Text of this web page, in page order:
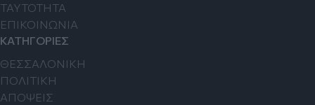
TAYTOTHTA
ΕΠΙΚΟΙΝΩΝΙΑ
ΚΑΤΗΓΟΡΙΕΣ
ΘΕΣΣΑΛΟΝΙΚΗ
ΠΟΛΙΤΙΚΗ
ΑΠΟΨΕΙΣ